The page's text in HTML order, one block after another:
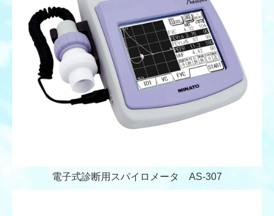
電子式診断用スパイロメータ AS-307